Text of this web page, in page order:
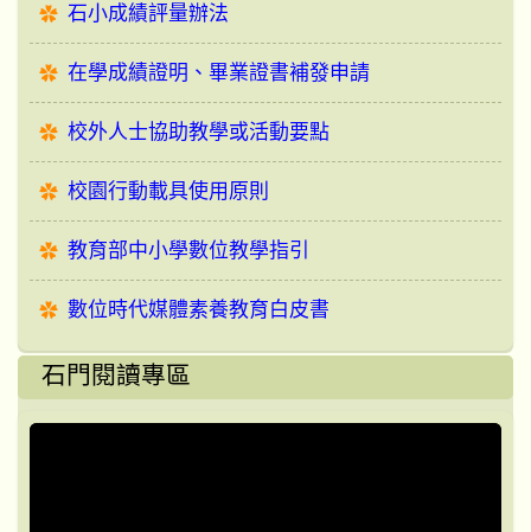
石小成績評量辦法
在學成績證明、畢業證書補發申請
校外人士協助教學或活動要點
校園行動載具使用原則
教育部中小學數位教學指引
數位時代媒體素養教育白皮書
石門閱讀專區